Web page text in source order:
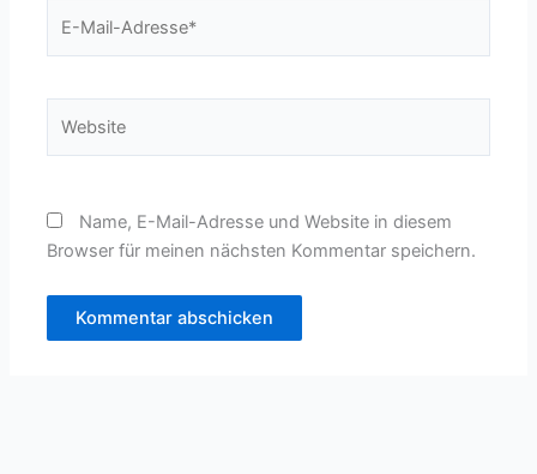
Mail-
Name, E-Mail-Adresse und Website in diesem
Browser für meinen nächsten Kommentar speichern.